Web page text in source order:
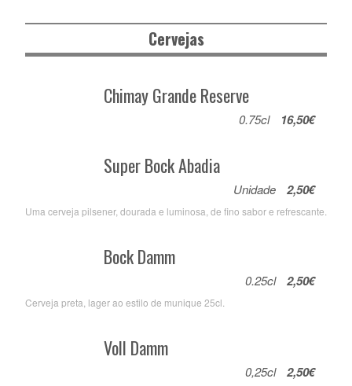
Cervejas
Chimay Grande Reserve
0.75cl 16,50€
Super Bock Abadia
Unidade 2,50€
Uma cerveja pilsener, dourada e luminosa, de fino sabor e refrescante.
Bock Damm
0.25cl 2,50€
Cerveja preta, lager ao estilo de munique 25cl.
Voll Damm
0,25cl 2,50€